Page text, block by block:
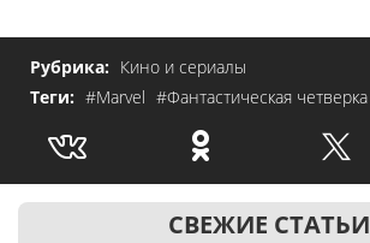
Рубрика: Кино и сериалы
Теги: #Marvel #Фантастическая четверка
СВЕЖИЕ СТАТЬИ